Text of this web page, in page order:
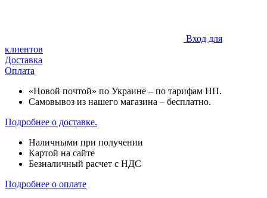
Вход для
клиентов
Доставка
Оплата
«Новой почтой» по Украине – по тарифам НП.
Самовывоз из нашего магазина – бесплатно.
Подробнее о доставке.
Наличными при получении
Картой на сайте
Безналичный расчет с НДС
Подробнее о оплате